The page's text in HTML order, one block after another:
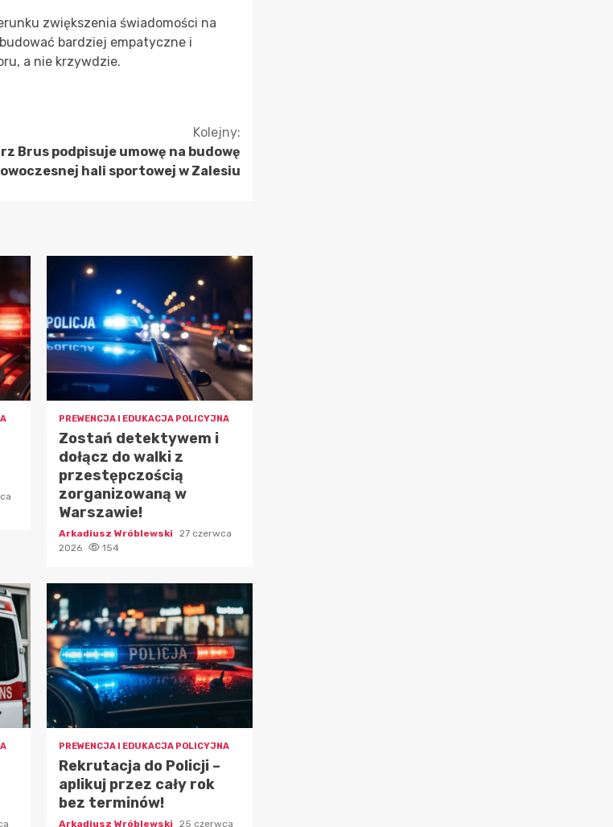
zwiększenia świadomości na
bardziej empatyczne i
a nie krzywdzie.
Kolejny:
Brus podpisuje umowę na budowę
hali sportowej w Zalesiu
PREWENCJA I EDUKACJA POLICYJNA
Zostań detektywem i
dołącz do walki z
przestępczością
zorganizowaną w
Warszawie!
Arkadiusz Wróblewski
27 czerwca
2026
154
PREWENCJA I EDUKACJA POLICYJNA
Rekrutacja do Policji –
aplikuj przez cały rok
bez terminów!
Arkadiusz Wróblewski 25 czerwca